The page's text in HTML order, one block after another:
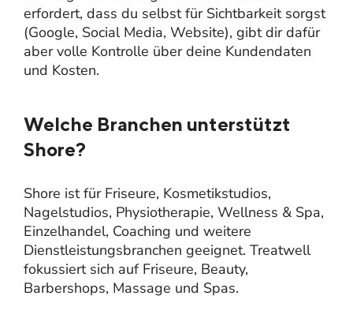
erfordert, dass du selbst für Sichtbarkeit sorgst
(Google, Social Media, Website), gibt dir dafür
aber volle Kontrolle über deine Kundendaten
und Kosten.
Welche Branchen unterstützt
Shore?
Shore ist für Friseure, Kosmetikstudios,
Nagelstudios, Physiotherapie, Wellness & Spa,
Einzelhandel, Coaching und weitere
Dienstleistungsbranchen geeignet. Treatwell
fokussiert sich auf Friseure, Beauty,
Barbershops, Massage und Spas.